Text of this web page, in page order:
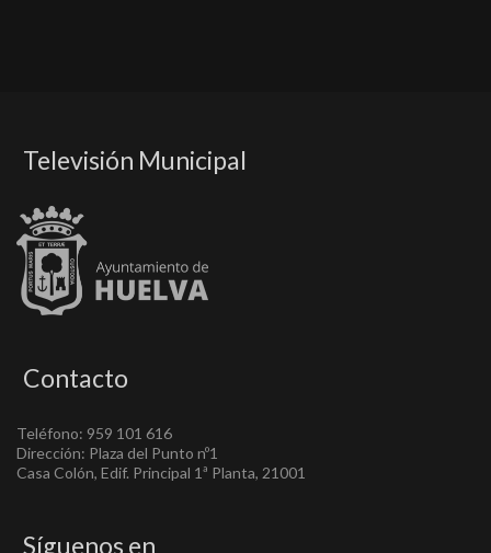
Televisión Municipal
Contacto
Teléfono: 959 101 616
Dirección: Plaza del Punto nº1
Casa Colón, Edif. Principal 1ª Planta, 21001
Síguenos en